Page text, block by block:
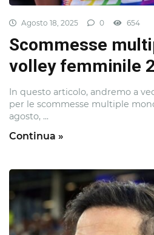
Agosto 18, 2025 0 654
Scommesse
volley femminile
In questo articolo, andremo a
per le scommesse multiple
agosto, ...
Continua »